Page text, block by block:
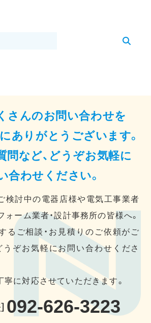
さんのお問い合わせを
ありがとうございます。
問など、どうぞお気軽に
合わせください。
検討中の電器店様や電気工事業者
ォーム業者・設計事務所の皆様へ。
るご相談・お見積りのご依頼がご
うぞお気軽にお問い合わせくださ
に対応させていただきます。
092-626-3223